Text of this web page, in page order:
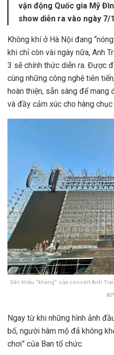
vận động Quốc gia Mỹ
show diễn ra vào ngày 7/
Không khí ở Hà Nội đang
khi chỉ còn vài ngày nữa, Anh
3 sẽ chính thức diễn ra. Được
cùng những công nghệ tiên
hoàn thiện, sẵn sàng để mang
và đầy cảm xúc cho hàng
Sân khấu “khủng” của concert Anh
Ngay từ khi những hình ảnh
bố, người hâm mộ đã không
chơi” của Ban tổ chức.